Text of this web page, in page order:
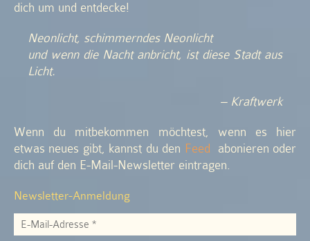
dich um und entdecke!
Neonlicht, schimmerndes Neonlicht
und wenn die Nacht anbricht, ist diese Stadt aus
Licht.
– Kraftwerk
Wenn du mitbekommen möchtest, wenn es hier
etwas neues gibt, kannst du den Feed abonieren oder
dich auf den E-Mail-Newsletter eintragen.
Newsletter-Anmeldung